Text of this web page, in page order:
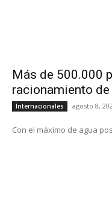
Más de 500.000
racionamiento
Internacionales agosto 8,
Con el máximo de agua